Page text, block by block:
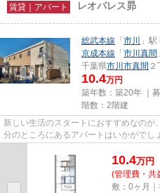
賃貸｜アパート レオパレス昴
総武本線 「 市川
」
京成本線 「 市川真間
千葉県市川市真間
10.4万円
築年数：築20年 ｜募
階数：2階建
新しい生活のスタートにおすすめなの
分のところにあるアパートはいかがでし
10.4万円
(管理費・共
敷：0ヶ月｜